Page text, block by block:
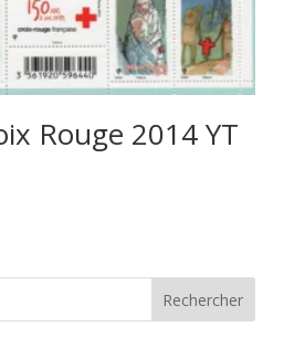
Rouge 2014 YT